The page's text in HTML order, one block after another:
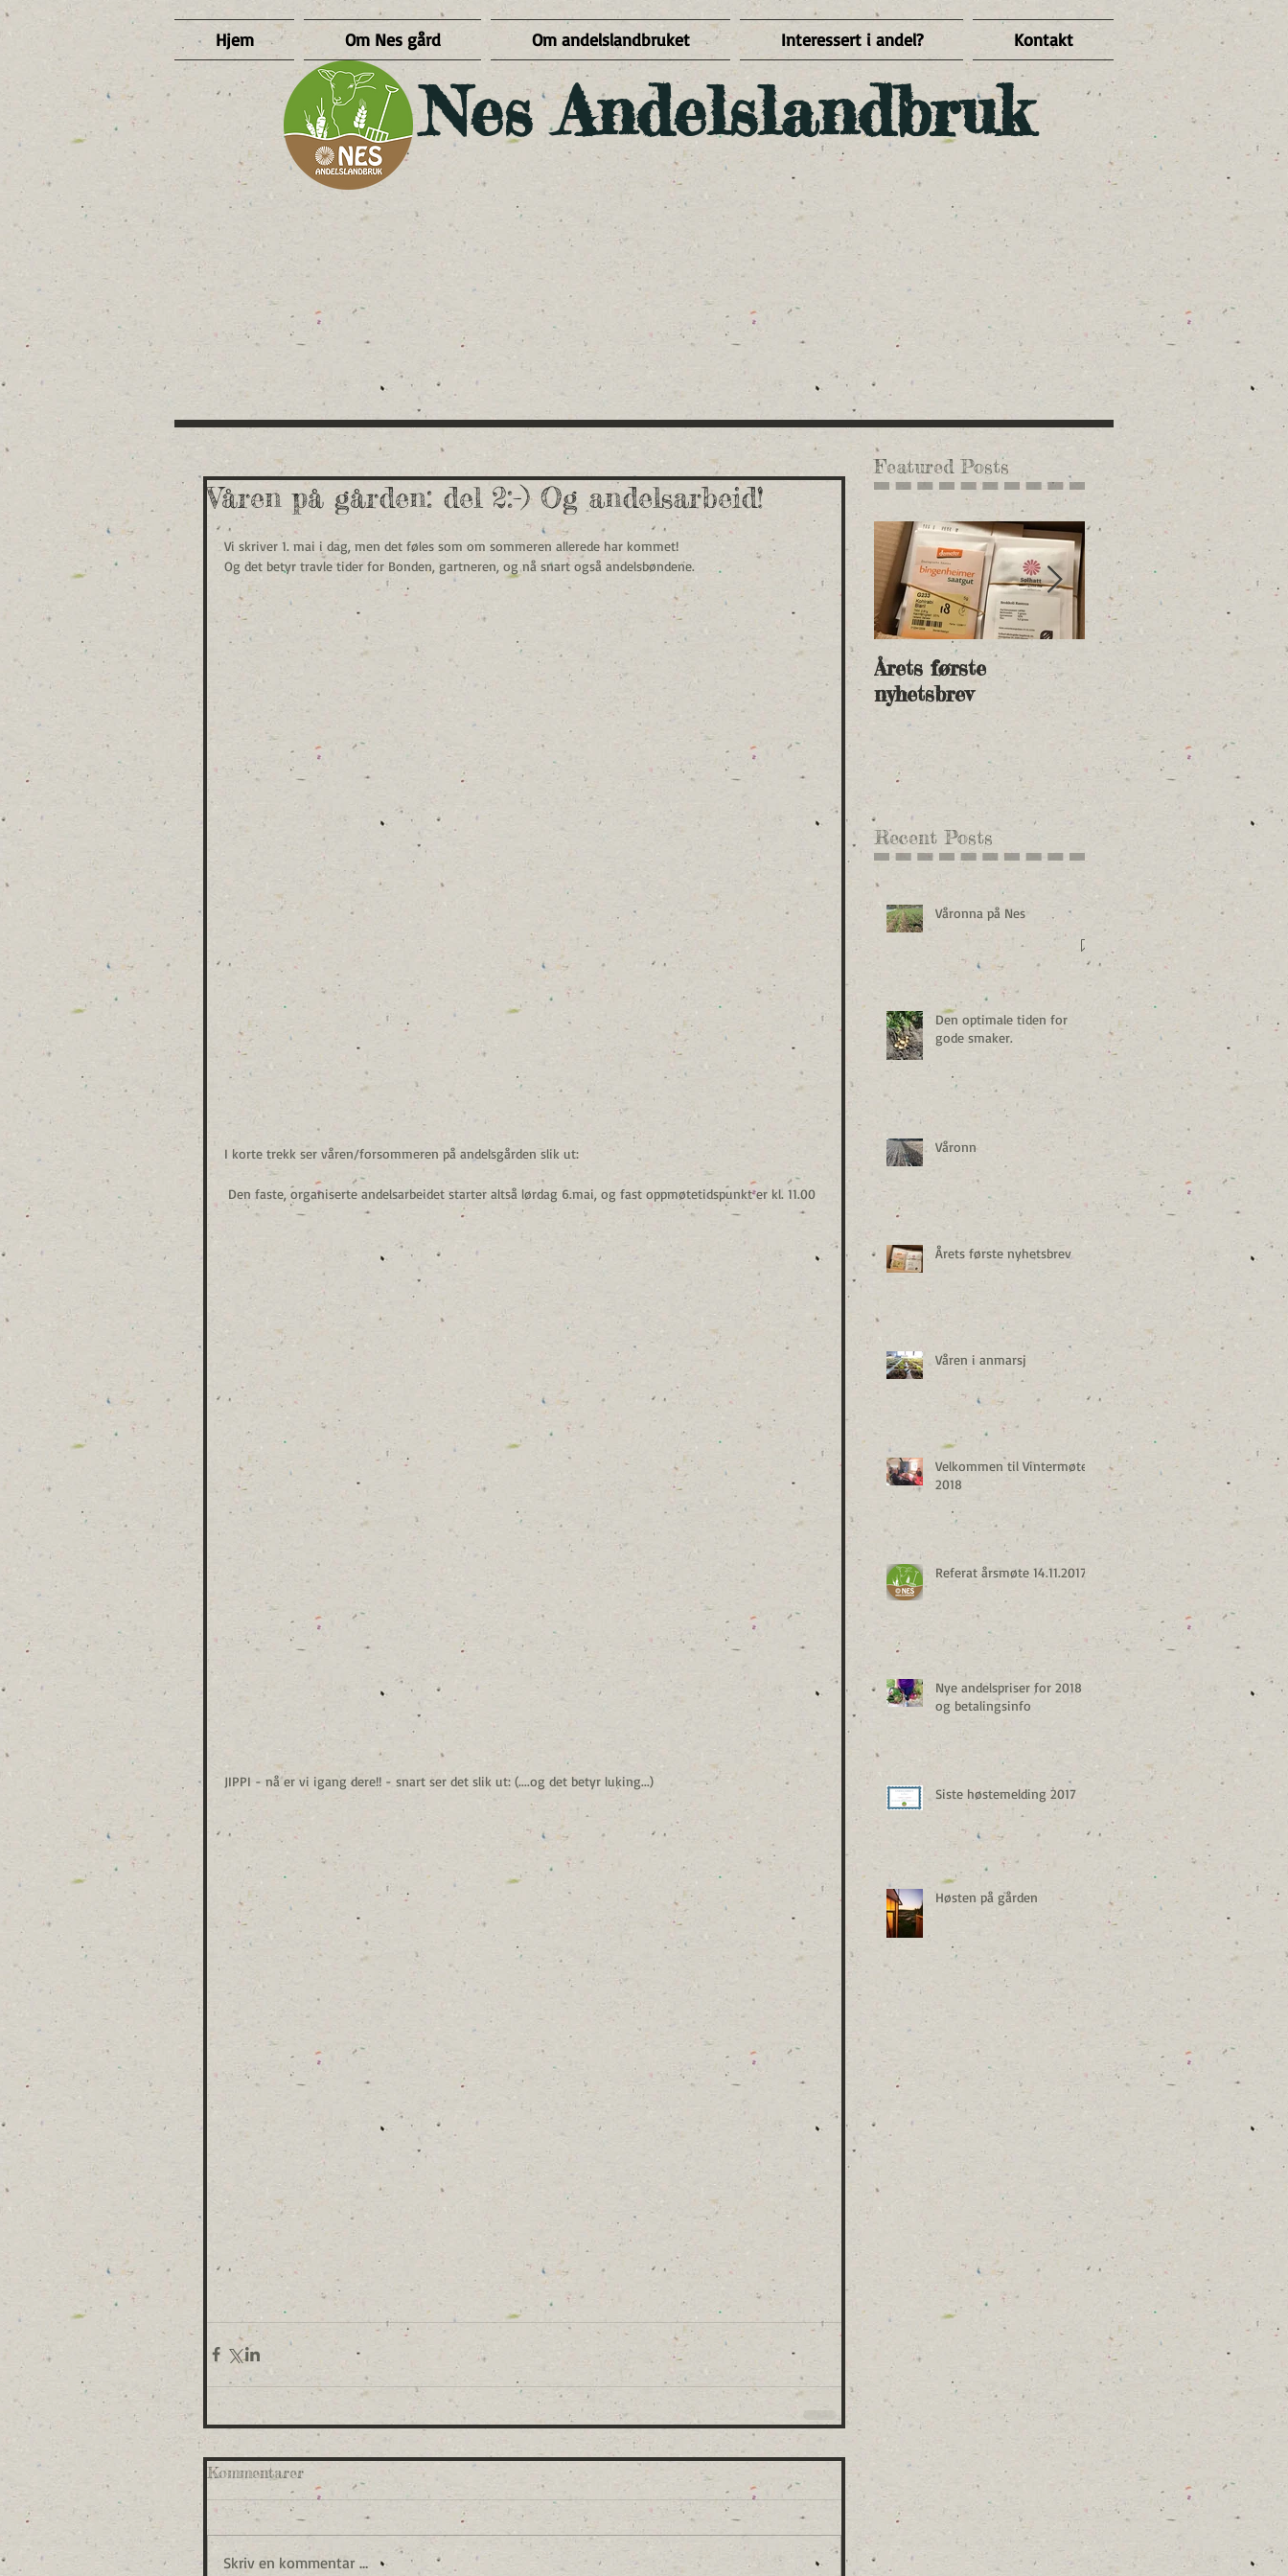
Hjem Om Nes gård Om andelslandbruket Interessert i andel? Kontakt
​ Nes Andelslandbruk
Våren på gården: del 2:-) Og andelsarbeid!
Vi skriver 1. mai i dag, men det føles som om sommeren allerede har kommet!
Og det betyr travle tider for Bonden, gartneren, og nå snart også andelsbøndene.
I korte trekk ser våren/forsommeren på andelsgården slik ut:
Den faste, organiserte andelsarbeidet starter altså lørdag 6.mai, og fast oppmøtetidspunkt er kl. 11.00
JIPPI - nå er vi igang dere!! - snart ser det slik ut: (....og det betyr luking...)
Kommentarer
Skriv en kommentar …
Featured Posts
Årets første
nyhetsbrev
Nye andelspriser for
2018 og
Recent Posts
Våronna på Nes
Den optimale tiden for
gode smaker.
Våronn
Årets første nyhetsbrev
Våren i anmarsj
Velkommen til Vintermøte
2018
Referat årsmøte 14.11.2017
Nye andelspriser for 2018
og betalingsinfo
Siste høstemelding 2017
Høsten på gården